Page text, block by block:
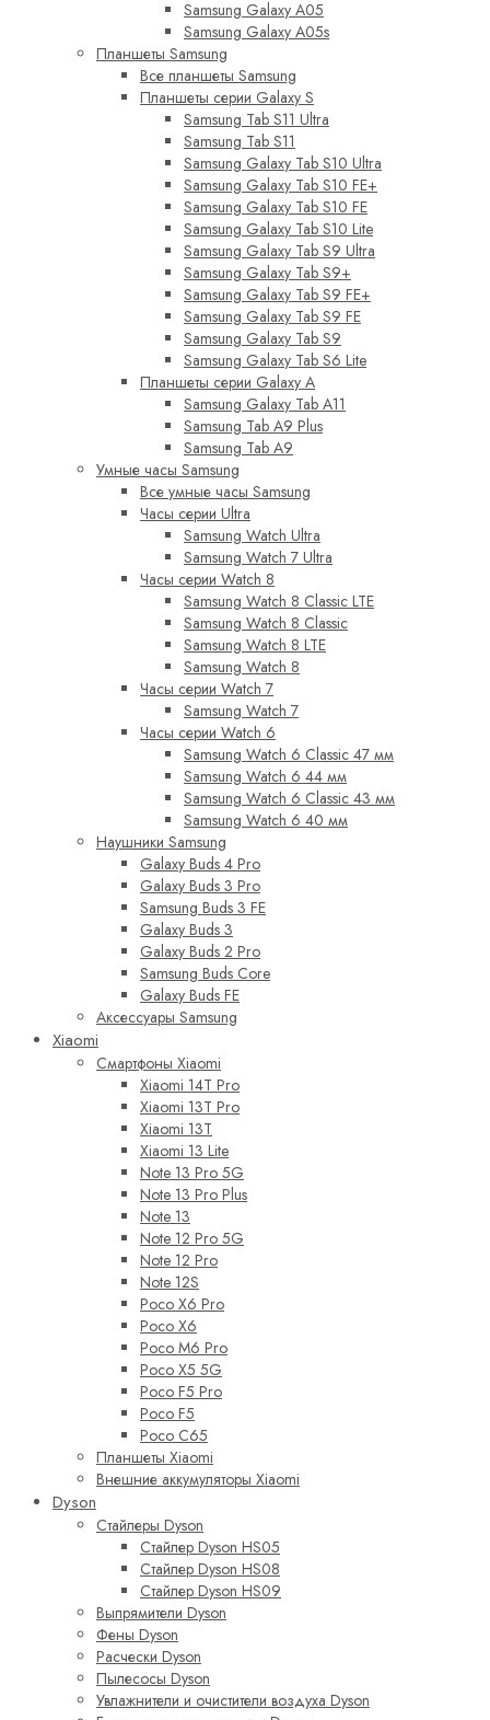
Samsung Galaxy A05
Samsung Galaxy A05s
Планшеты Samsung
Все планшеты Samsung
Планшеты серии Galaxy S
Samsung Tab S11 Ultra
Samsung Tab S11
Samsung Galaxy Tab S10 Ultra
Samsung Galaxy Tab S10 FE+
Samsung Galaxy Tab S10 FE
Samsung Galaxy Tab S10 Lite
Samsung Galaxy Tab S9 Ultra
Samsung Galaxy Tab S9+
Samsung Galaxy Tab S9 FE+
Samsung Galaxy Tab S9 FE
Samsung Galaxy Tab S9
Samsung Galaxy Tab S6 Lite
Планшеты серии Galaxy A
Samsung Galaxy Tab A11
Samsung Tab A9 Plus
Samsung Tab A9
Умные часы Samsung
Все умные часы Samsung
Часы серии Ultra
Samsung Watch Ultra
Samsung Watch 7 Ultra
Часы серии Watch 8
Samsung Watch 8 Classic LTE
Samsung Watch 8 Classic
Samsung Watch 8 LTE
Samsung Watch 8
Часы серии Watch 7
Samsung Watch 7
Часы серии Watch 6
Samsung Watch 6 Classic 47 мм
Samsung Watch 6 44 мм
Samsung Watch 6 Classic 43 мм
Samsung Watch 6 40 мм
Наушники Samsung
Galaxy Buds 4 Pro
Galaxy Buds 3 Pro
Samsung Buds 3 FE
Galaxy Buds 3
Galaxy Buds 2 Pro
Samsung Buds Core
Galaxy Buds FE
Аксессуары Samsung
Xiaomi
Смартфоны Xiaomi
Xiaomi 14T Pro
Xiaomi 13T Pro
Xiaomi 13T
Xiaomi 13 Lite
Note 13 Pro 5G
Note 13 Pro Plus
Note 13
Note 12 Pro 5G
Note 12 Pro
Note 12S
Poco X6 Pro
Poco X6
Poco M6 Pro
Poco X5 5G
Poco F5 Pro
Poco F5
Poco C65
Планшеты Xiaomi
Внешние аккумуляторы Xiaomi
Dyson
Стайлеры Dyson
Стайлер Dyson HS05
Стайлер Dyson HS08
Стайлер Dyson HS09
Выпрямители Dyson
Фены Dyson
Расчески Dyson
Пылесосы Dyson
Увлажнители и очистители воздуха Dyson